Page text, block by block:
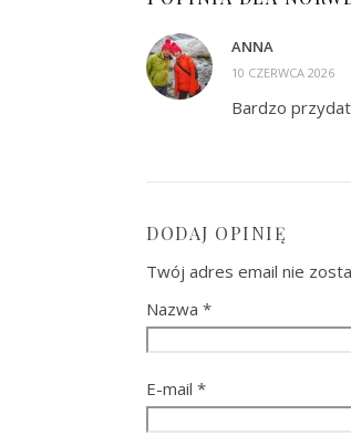
ANNA
10 CZERWCA 2026
Bardzo
DODAJ OPINIĘ
Twój adres email nie
Nazwa *
E-mail *